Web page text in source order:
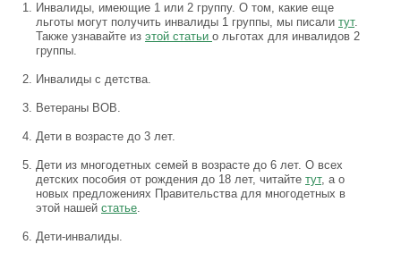
Инвалиды, имеющие 1 или 2 группу. О том, какие еще
льготы могут получить инвалиды 1 группы, мы писали тут.
Также узнавайте из этой статьи о льготах для инвалидов 2
группы.
Инвалиды с детства.
Ветераны ВОВ.
Дети в возрасте до 3 лет.
Дети из многодетных семей в возрасте до 6 лет. О всех
детских пособия от рождения до 18 лет, читайте тут, а о
новых предложениях Правительства для многодетных в
этой нашей статье.
Дети-инвалиды.